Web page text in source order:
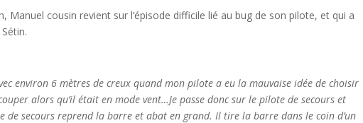
Manuel cousin revient sur l’épisode difficile lié au bug de son pilote, et qui a
environ 6 mètres de creux quand mon pilote a eu la mauvaise idée de choisir
alors qu’il était en mode vent…Je passe donc sur le pilote de secours et
de secours reprend la barre et abat en grand. Il tire la barre dans le coin d’un